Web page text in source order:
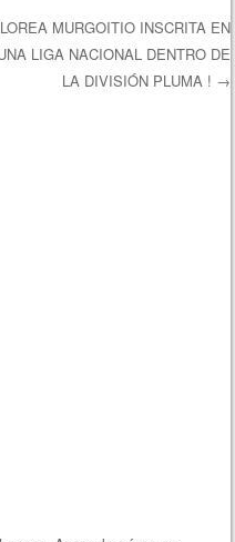
LOREA MURGOITIO INSCRITA EN
LIGA NACIONAL DENTRO DE
LA DIVISIÓN PLUMA ! →